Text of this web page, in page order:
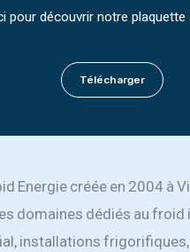
pour découvrir notre
Télécharger
Energie créée en 2004 à
domaines dédiés au froid
installations